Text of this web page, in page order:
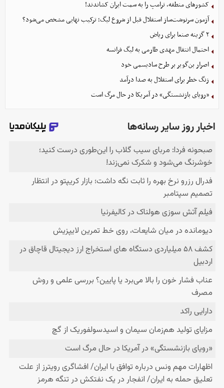
کشورهای منطقه، ترامپ را به سمت ایران کشاندند!
آزمون سرنوشت‌ساز استقلال قبل از شروع لیگ؛ ترکیب نهایی مشخص می‌شود؟
۲ گزینه صنعا برای ریاض
احتمال انتقال مهدی طارمی به لیگ فرانسه
اصرار بن‌گویر بر طرح سادیسمی خود
زنگ خطر برای استقلال به صدا درآمد
«رویای بازنشستگی» در آمریکا در حال مرگ است